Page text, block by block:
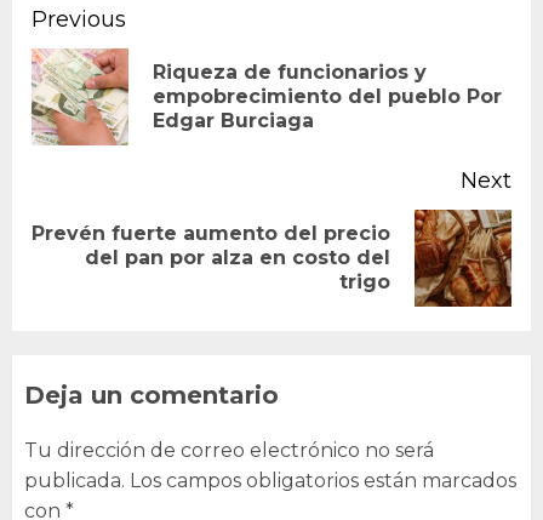
Continue
Reading
Previous
Riqueza de funcionarios y
empobrecimiento del pueblo Por
Edgar Burciaga
Next
Prevén fuerte aumento del precio
del pan por alza en costo del
trigo
Deja un comentario
Tu dirección de correo electrónico no será
publicada. Los campos obligatorios están marcados
con *